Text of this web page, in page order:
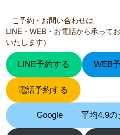
ご予約・お問い合わせは
LINE・WEB・お電話から承って
いたします）
LINE予約する WEB
電話予約する
Google 平均4.9の